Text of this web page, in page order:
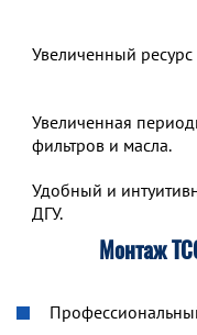
Увеличенный
Увеличенная
фильтров и масла.
Удобный и
ДГУ.
Монтаж